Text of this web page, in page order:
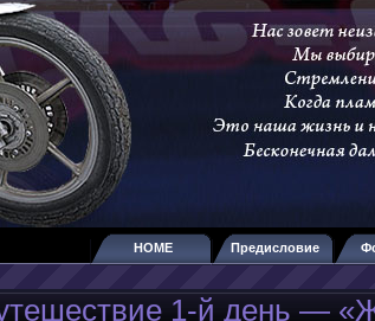
HOME Предисловие
1-й день —